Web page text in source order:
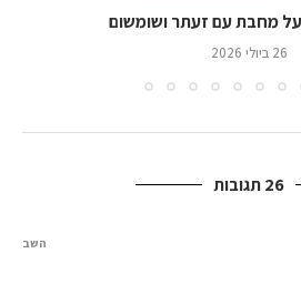
על מחבת עם זעתר ושומשום
26 ביולי 2026
26 תגובות
השב